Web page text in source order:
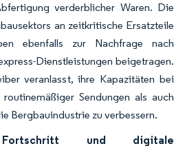
verderblicher Waren. Die
an zeitkritische Ersatzteile
ebenfalls zur Nachfrage nach
Dienstleistungen beigetragen.
veranlasst, ihre Kapazitäten bei
Sendungen als auch
Bergbauindustrie zu verbessern.
Fortschritt und digitale